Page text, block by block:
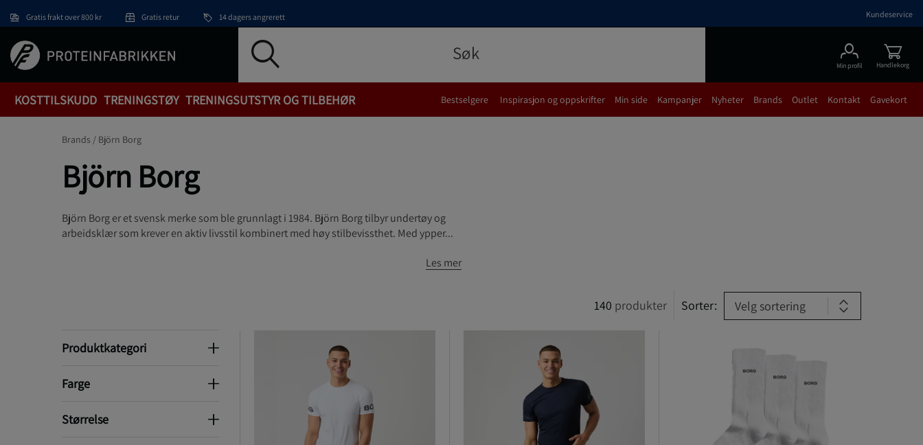
Gratis frakt over 800 kr Gratis retur 14 dagers angrerett Kundeservice
Min profil Handlekorg
KOSTTILSKUDD TRENINGSTØY TRENINGSUTSTYR OG TILBEHØR Bestselgere Inspirasjon og oppskrifter Min side Kampanjer Nyheter Brands Outlet Kontakt Gavekort
Brands / Björn Borg
Björn Borg
Björn Borg er et svensk merke som ble grunnlagt i 1984. Björn Borg tilbyr undertøy og
arbeidsklær som krever en aktiv livsstil kombinert med høy stilbevissthet. Med ypper...
Les mer
140 produkter Sorter: Velg sortering
ProduktkategoriProduktkategori
FargeFarge
StørrelseStørrelse